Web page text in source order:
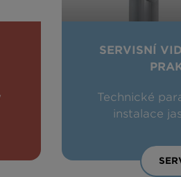
SERVISNÍ
Technické
instalace